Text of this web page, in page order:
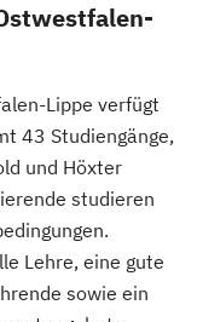
Lippe verfügt
43 Studiengänge,
und Höxter
studieren
Lehre, eine gute
sowie ein